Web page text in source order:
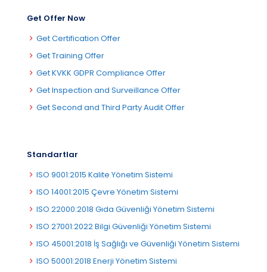
Get Offer Now
Get Certification Offer
Get Training Offer
Get KVKK GDPR Compliance Offer
Get Inspection and Surveillance Offer
Get Second and Third Party Audit Offer
Standartlar
ISO 9001:2015 Kalite Yönetim Sistemi
ISO 14001:2015 Çevre Yönetim Sistemi
ISO 22000:2018 Gıda Güvenliği Yönetim Sistemi
ISO 27001:2022 Bilgi Güvenliği Yönetim Sistemi
ISO 45001:2018 İş Sağlığı ve Güvenliği Yönetim Sistemi
ISO 50001:2018 Enerji Yönetim Sistemi